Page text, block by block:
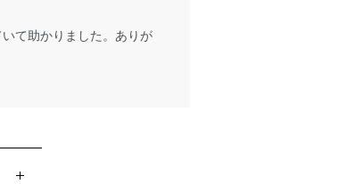
て助かりました。ありが